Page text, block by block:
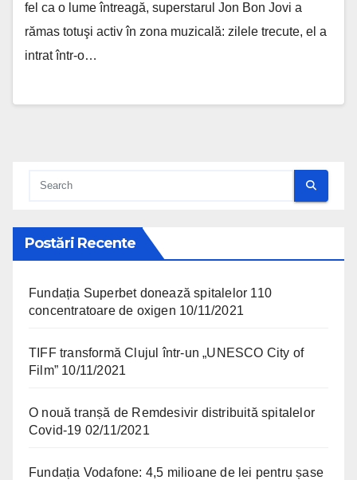
fel ca o lume întreagă, superstarul Jon Bon Jovi a
rămas totuşi activ în zona muzicală: zilele trecute, el a
intrat într-o…
Postări Recente
Fundația Superbet donează spitalelor 110
concentratoare de oxigen 10/11/2021
TIFF transformă Clujul într-un „UNESCO City of
Film” 10/11/2021
O nouă tranșă de Remdesivir distribuită spitalelor
Covid-19 02/11/2021
Fundația Vodafone: 4,5 milioane de lei pentru șase